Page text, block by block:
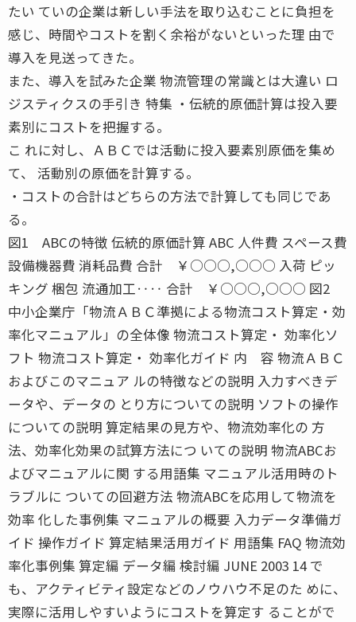
たい ていの企業は新しい手法を取り込むことに負担を
感じ、時間やコストを割く余裕がないといった理 由で
導入を見送ってきた。
また、導入を試みた企業 物流管理の常識とは大違い ロ
ジスティクスの手引き 特集 ・伝統的原価計算は投入要
素別にコストを把握する。
こ れに対し、ＡＢＣでは活動に投入要素別原価を集め
て、 活動別の原価を計算する。
・コストの合計はどちらの方法で計算しても同じであ
る。
図1 ABCの特徴 伝統的原価計算 ABC 人件費 スペース費
設備機器費 消耗品費 合計 ￥○○○,○○○ 入荷 ピッ
キング 梱包 流通加工‥‥ 合計 ￥○○○,○○○ 図2
中小企業庁「物流ＡＢＣ準拠による物流コスト算定・効
率化マニュアル」の全体像 物流コスト算定・ 効率化ソ
フト 物流コスト算定・ 効率化ガイド 内 容 物流ＡＢＣ
およびこのマニュア ルの特徴などの説明 入力すべきデ
ータや、データの とり方についての説明 ソフトの操作
についての説明 算定結果の見方や、物流効率化の 方
法、効率化効果の試算方法につ いての説明 物流ABCお
よびマニュアルに関 する用語集 マニュアル活用時のト
ラブルに ついての回避方法 物流ABCを応用して物流を
効率 化した事例集 マニュアルの概要 入力データ準備ガ
イド 操作ガイド 算定結果活用ガイド 用語集 FAQ 物流効
率化事例集 算定編 データ編 検討編 JUNE 2003 14 で
も、アクティビティ設定などのノウハウ不足のた めに、
実際に活用しやすいようにコストを算定す ることがで